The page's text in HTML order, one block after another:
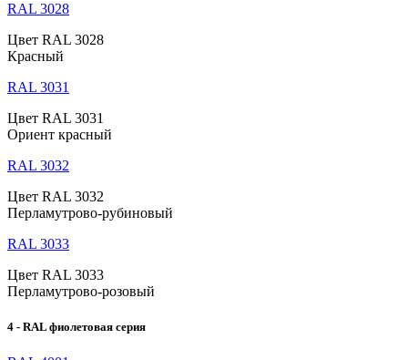
RAL 3028
Цвет RAL 3028
Красный
RAL 3031
Цвет RAL 3031
Ориент красный
RAL 3032
Цвет RAL 3032
Перламутрово-рубиновый
RAL 3033
Цвет RAL 3033
Перламутрово-розовый
4 - RAL фиолетовая серия